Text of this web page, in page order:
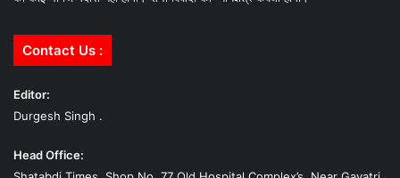
Contact Us :
Editor:
Durgesh Singh .
Head Office: